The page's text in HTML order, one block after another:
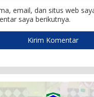
email, dan situs web
saya berikutnya.